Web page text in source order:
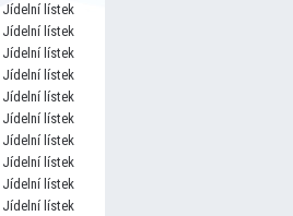
Jídelní lístek
Jídelní lístek
Jídelní lístek
Jídelní lístek
Jídelní lístek
Jídelní lístek
Jídelní lístek
Jídelní lístek
Jídelní lístek
Jídelní lístek